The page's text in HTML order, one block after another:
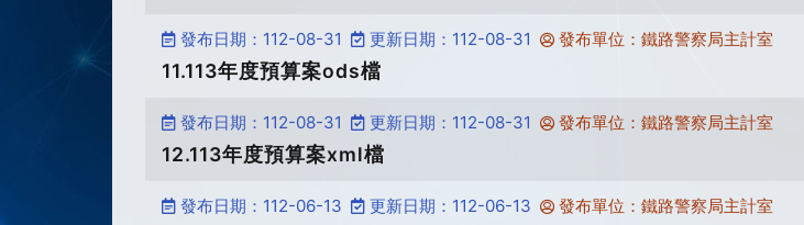
發布日期：112-08-31 更新日期：112-08-31 發布單位：鐵路警察局主計室
11.113年度預算案ods檔
發布日期：112-08-31 更新日期：112-08-31 發布單位：鐵路警察局主計室
12.113年度預算案xml檔
發布日期：112-06-13 更新日期：112-06-13 發布單位：鐵路警察局主計室